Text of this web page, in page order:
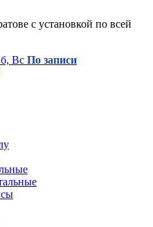
с установкой по всей
Вс По записи